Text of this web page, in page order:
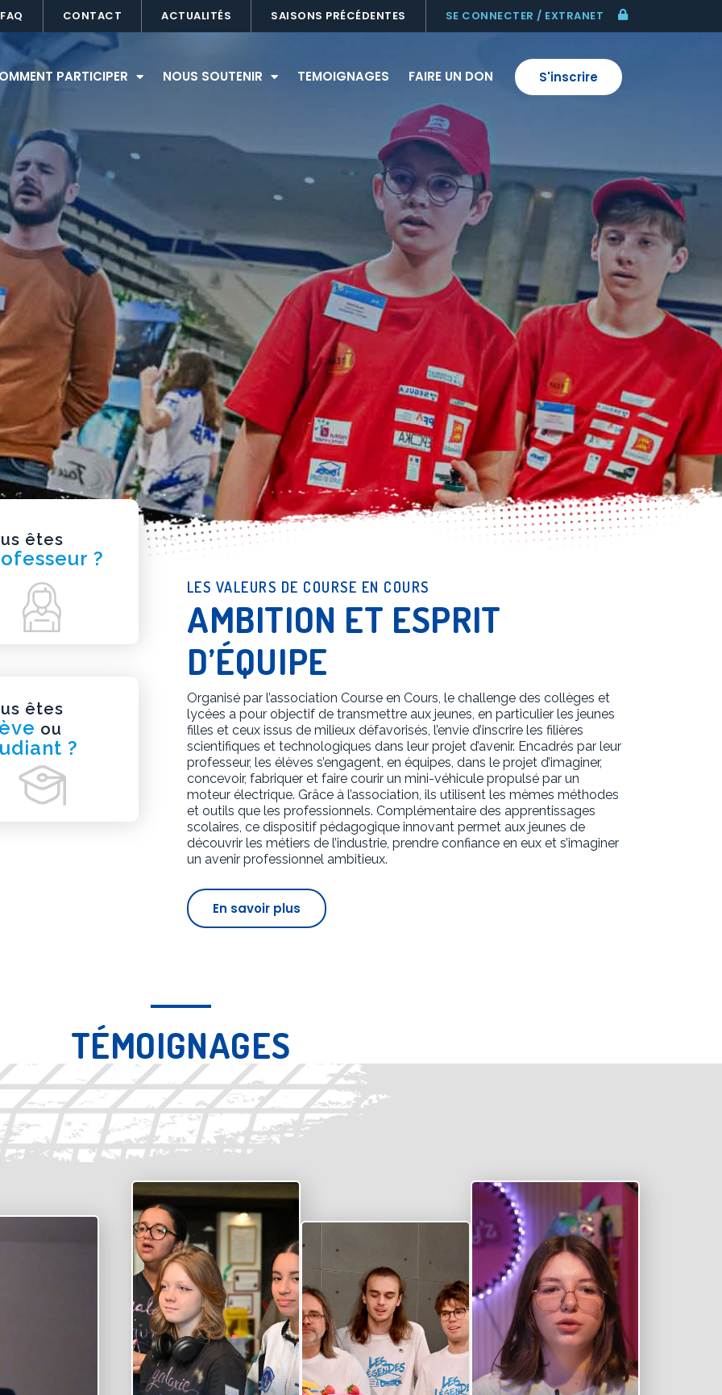
FAQ CONTACT ACTUALITÉS SAISONS PRÉCÉDENTES SE CONNECTER / EXTRANET
PARTICIPER NOUS SOUTENIR TEMOIGNAGES FAIRE UN DON S'inscrire
êtes
?
êtes
ou
?
LES VALEURS DE COURSE EN COURS
AMBITION ET ESPRIT
D’ÉQUIPE
Organisé par l’association Course en Cours, le challenge des collèges et
lycées a pour objectif de transmettre aux jeunes, en particulier les jeunes
filles et ceux issus de milieux défavorisés, l’envie d’inscrire les filières
scientifiques et technologiques dans leur projet d’avenir. Encadrés par leur
professeur, les élèves s’engagent, en équipes, dans le projet d’imaginer,
concevoir, fabriquer et faire courir un mini-véhicule propulsé par un
moteur électrique. Grâce à l’association, ils utilisent les mèmes méthodes
et outils que les professionnels. Complémentaire des apprentissages
scolaires, ce dispositif pédagogique innovant permet aux jeunes de
découvrir les métiers de l’industrie, prendre confiance en eux et s’imaginer
un avenir professionnel ambitieux.
En savoir plus
TÉMOIGNAGES